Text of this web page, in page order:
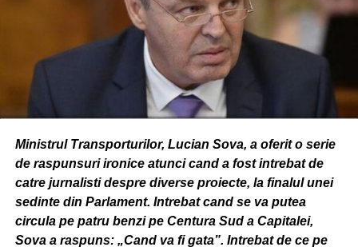
Ministrul Transporturilor, Lucian Sova, a oferit o serie
de raspunsuri ironice atunci cand a fost intrebat de
catre jurnalisti despre diverse proiecte, la finalul unei
sedinte din Parlament. Intrebat cand se va putea
circula pe patru benzi pe Centura Sud a Capitalei,
Sova a raspuns: „Cand va fi gata”. Intrebat de ce pe